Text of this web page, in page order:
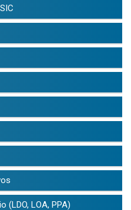
(LDO, LOA, PPA)